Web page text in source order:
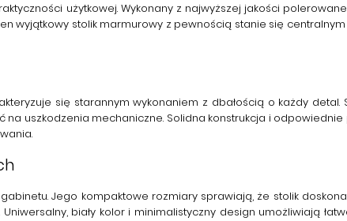
użytkowej. Wykonany z najwyższej jakości
wyjątkowy stolik marmurowy z pewnością stanie się
się starannym wykonaniem z dbałością o każdy detal.
uszkodzenia mechaniczne. Solidna konstrukcja i
Jego kompaktowe rozmiary sprawiają, że stolik
biały kolor i minimalistyczny design umożliwiają